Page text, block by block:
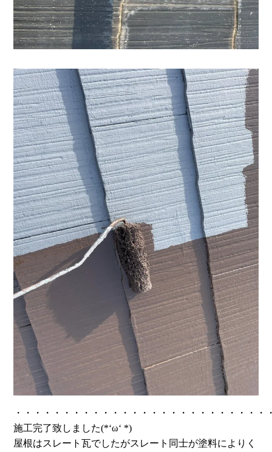
・・・・・・・・・・・・・・・・・・・・・・・・・・
施工完了致しました(*‘ω‘ *)
屋根はスレート瓦でしたがスレート同士が塗料によりく